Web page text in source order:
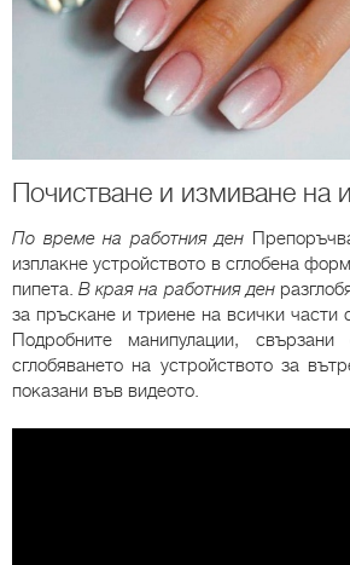
Почистване и измиване на
По време на работния ден
изплакне устройството в сглобена
пипета.В края на работния ден
за пръскане и триене на всички части
Подробните манипулации,
сглобяването на устройството за
показани във видеото.